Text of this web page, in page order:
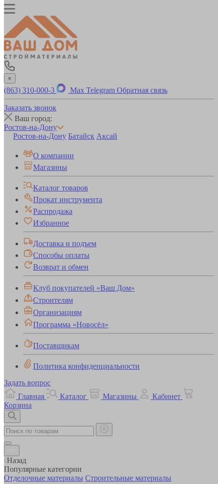
×
(863) 310-000-3 Max Telegram Обратная связь
Заказать звонок
Ваш город:
Ростов-на-Дону
Ростов-на-Дону Батайск Аксай
О компании
Магазины
Каталог товаров
Прокат инструмента
Распродажа
Избранное
Доставка и подъем
Способы оплаты
Возврат и обмен
Клуб покупателей «Ваш Дом»
Строителям
Организациям
Программа «Новосёл»
Поставщикам
Политика конфиденциальности
Задать вопрос
Главная
Каталог Магазины
Кабинет
Корзина
Назад
Популярные категории
Отделочные материалы Строительные материалы